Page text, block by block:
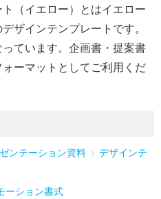
（イエロー）とはイエロー
ザインテンプレートです。
ています。企画書・提案書
ーマットとしてご利用くだ
ンテーション資料 > デザインテ
ーション書式